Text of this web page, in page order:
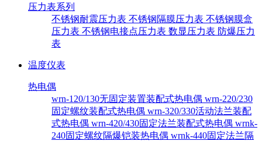
压力表系列
不锈钢耐震压力表 不锈钢隔膜压力表 不锈钢膜盒
压力表 不锈钢电接点压力表 数显压力表 防爆压力
表
温度仪表
热电偶
wrn-120/130无固定装置装配式热电偶 wrn-220/230
固定螺纹装配式热电偶 wrn-320/330活动法兰装配
式热电偶 wrn-420/430固定法兰装配式热电偶 wrnk-
240固定螺纹隔爆铠装热电偶 wrnk-440固定法兰隔